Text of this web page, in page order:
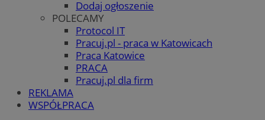
Dodaj ogłoszenie
POLECAMY
Protocol IT
Pracuj.pl - praca w Katowicach
Praca Katowice
PRACA
Pracuj.pl dla firm
REKLAMA
WSPÓŁPRACA